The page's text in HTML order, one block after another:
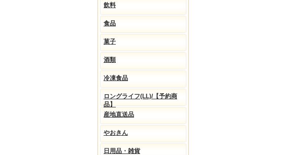
飲料
食品
菓子
酒類
冷凍食品
ロングライフ(LL)/【予約商
品】
産地直送品
やおきん
日用品・雑貨